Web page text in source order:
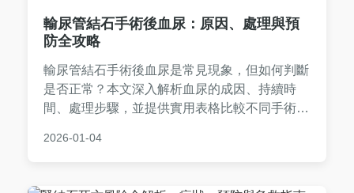
輸尿管結石手術後血尿：原因、處理與預
防全攻略
輸尿管結石手術後血尿是常見現象，但如何判斷
是否正常？本文深入解析血尿的成因、持續時
間、處理步驟，並提供實用表格比較不同手術方
解決您的疑慮，讓恢復過程更安心。專業建議，
2026-01-04